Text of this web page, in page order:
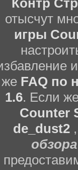
Контр
отысчут
игры
же FAQ по
1.6. Если
Counter
de_dust2